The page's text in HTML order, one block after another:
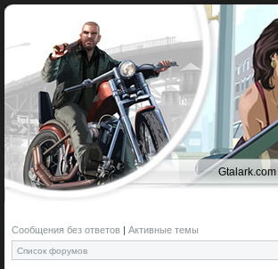
Gtalark.com
Сообщения без ответов | Активные темы
Список форумов